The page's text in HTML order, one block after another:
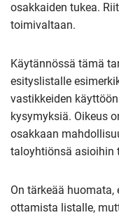
osakkaiden tukea.
toimivaltaan.
Käytännössä tämä
esityslistalle
vastikkeiden
kysymyksiä. Oikeus
osakkaan
taloyhtiönsä asioihin
On tärkeää
ottamista listalle,